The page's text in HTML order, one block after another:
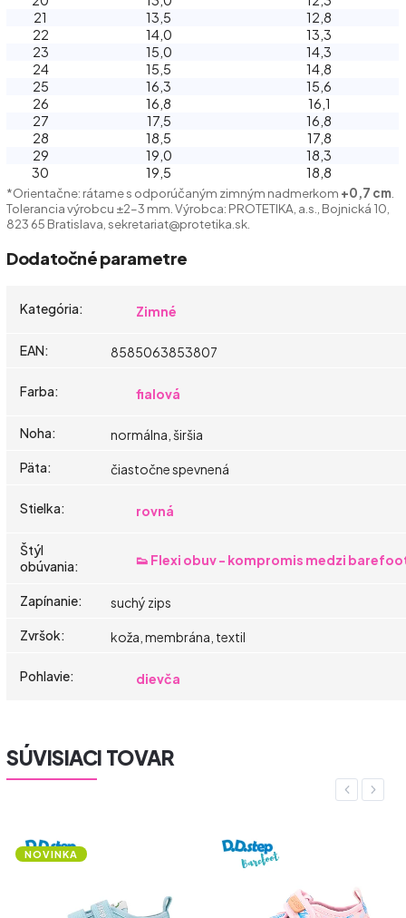
21
13,5
12,8
22
14,0
13,3
23
15,0
14,3
24
15,5
14,8
25
16,3
15,6
26
16,8
16,1
27
17,5
16,8
28
18,5
17,8
29
19,0
18,3
30
19,5 18,8
*Orientačne: rátame s odporúčaným zimným nadmerkom +0,7 cm
Tolerancia výrobcu ±2–3 mm. Výrobca: PROTETIKA, a.s., Bojnická 10,
823 65 Bratislava, sekretariat@protetika.sk.
Dodatočné parametre
Kategória: Zimné
EAN: 8585063853807
Farba: fialová
Noha:
normálna, širšia
Päta: čiastočne spevnená
Stielka: rovná
Štýl
obúvania: 👟 Flexi obuv - kompromis medzi
Zapínanie:
suchý zips
Zvršok: koža, membrána, textil
Pohlavie: dievča
SÚVISIACI TOVAR
Previous
NOVINKA
Next